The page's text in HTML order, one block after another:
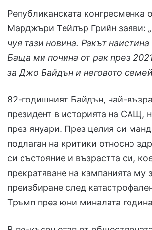
Републиканската
Марджъри Тейлър Грийн заяви:
чуя тази новина. Ракът
Баща ми почина от рак през
за Джо Байдън и неговото
82-годишният Байдън, най-
президент в историята на САЩ,
през януари. През целия си
подлаган на критики относно
си състояние и възрастта си,
прекратяване на кампанията му
преизбиране след
Тръмп през юни миналата